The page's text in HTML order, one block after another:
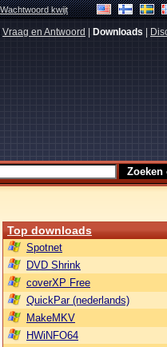
Wachtwoord kwijt
Vraag en Antwoord Downloads
Top downloads
Spotnet
DVD Shrink
coverXP Free
QuickPar (nederlands)
MakeMKV
HWiNFO64